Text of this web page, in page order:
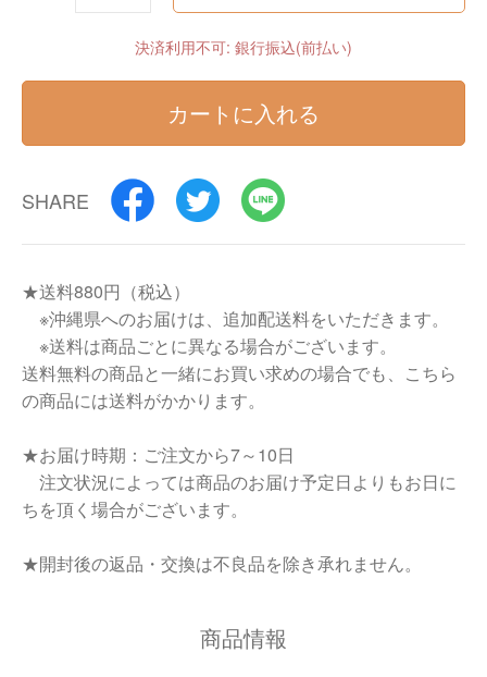
決済利用不可: 銀行振込(前払い)
カートに入れる
SHARE
★送料880円（税込）
※沖縄県へのお届けは、追加配送料をいただきます。
※送料は商品ごとに異なる場合がございます。
送料無料の商品と一緒にお買い求めの場合でも、こちら
の商品には送料がかかります。
★お届け時期：ご注文から7～10日
注文状況によっては商品のお届け予定日よりもお日に
ちを頂く場合がございます。
★開封後の返品・交換は不良品を除き承れません。
商品情報